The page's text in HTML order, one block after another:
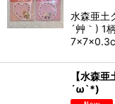
水森亜土
´艸｀) 1
【水森
´ω`*)